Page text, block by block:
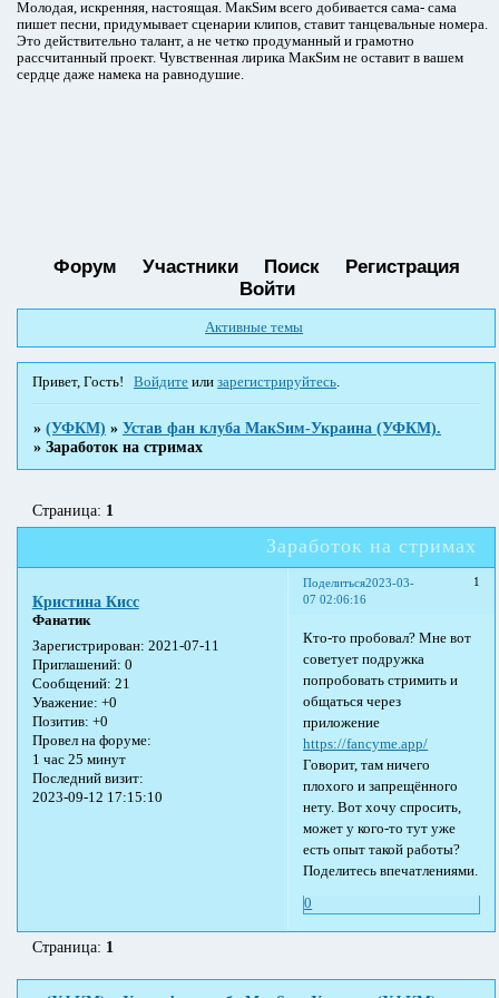
Молодая, искренняя, настоящая. МакSим всего добивается сама- сама
пишет песни, придумывает сценарии клипов, ставит танцевальные номера.
Это действительно талант, а не четко продуманный и грамотно
рассчитанный проект. Чувственная лирика МакSим не оставит в вашем
сердце даже намека на равнодушие.
Форум Участники Поиск
Регистрация
Войти
Активные темы
Привет, Гость! Войдите илизарегистрируйтесь
»(УФКМ) »Устав фан клуба МакSим-Украина (УФКМ).
»Заработок на стримах
Заработок на стримах
Страница: 1
Поделиться 1
2023-03-
07 02:06:16
Кристина Кисс
Фанатик
Зарегистрирован: 2021-07-11
Приглашений: 0
Сообщений: 21
Уважение: +0
Позитив: +0
Провел на форуме:
1 час 25 минут
Последний визит:
2023-09-12 17:15:10
Кто-то пробовал? Мне вот
советует подружка
попробовать стримить и
общаться через
приложение
https://fancyme.app/
Говорит, там ничего
плохого и запрещённого
нету. Вот хочу спросить,
может у кого-то тут уже
есть опыт такой работы?
Поделитесь впечатлениями.
0
Страница: 1